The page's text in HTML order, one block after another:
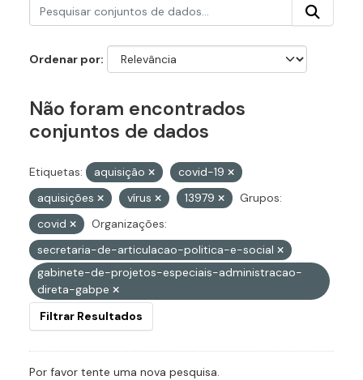
Ordenar por
Não foram encontrados
conjuntos de dados
Etiquetas: aquisição
covid-19
aquisições
vírus 13979
Grupos:
covid
Organizações:
secretaria-de-articulacao-politica-e-social
gabinete-de-projetos-especiais-administracao-
direta-gabpe
Filtrar Resultados
Por favor tente uma nova pesquisa.